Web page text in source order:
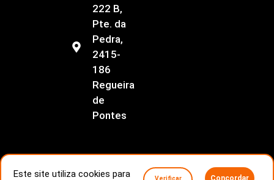
222 B,
Pte. da
Pedra,
2415-
186
Regueira
de
Pontes
Este site utiliza cookies para Verificar Concordar